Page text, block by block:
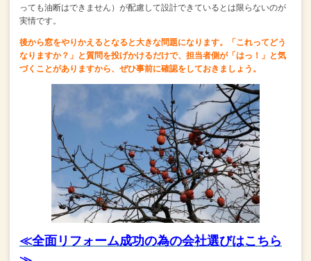
っても油断はできません）が配慮して設計できているとは限らないのが
実情です。
後から窓をやりかえるとなると大きな問題になります。
「これってどう
なりますか？」と質問を投げかけるだけで、 担当者側が「はっ！」と気
づくことがありますから、 ぜひ事前に確認をしておきましょう。
≪全面リフォーム成功の為の会社選びはこちら